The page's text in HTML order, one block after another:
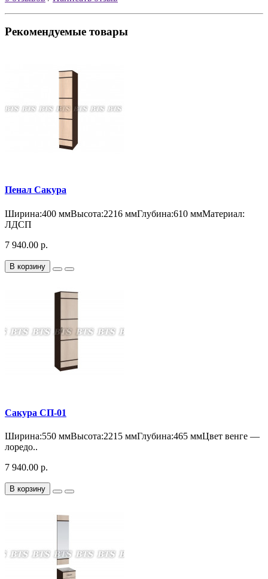
Рекомендуемые товары
Пенал Сакура
Ширина:400 ммВысота:2216 ммГлубина:610 ммМатериал:
ЛДСП
7 940.00 р.
В корзину
Сакура СП-01
Ширина:550 ммВысота:2215 ммГлубина:465 ммЦвет венге —
лоредо..
7 940.00 р.
В корзину